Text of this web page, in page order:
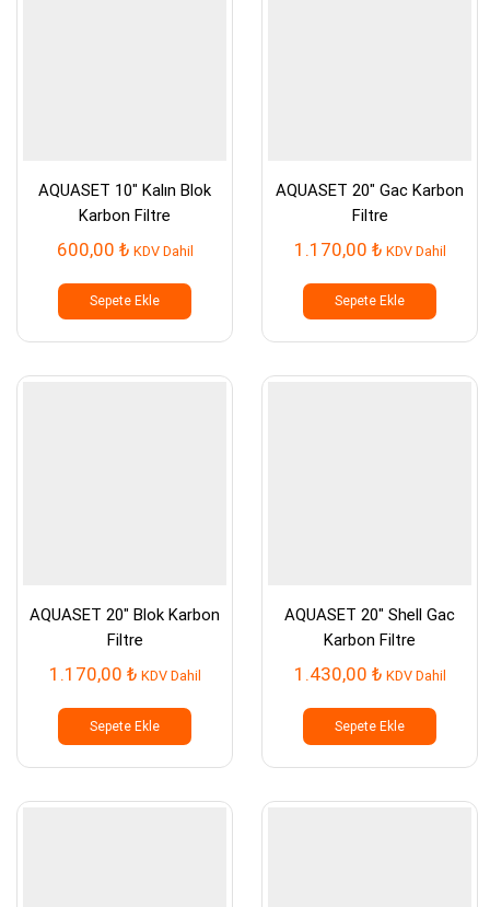
AQUASET 10″ Kalın Blok
Karbon Filtre
600,00 ₺ KDV Dahil
Sepete Ekle
AQUASET 20″ Gac Karbon
Filtre
1.170,00 ₺ KDV Dahil
Sepete Ekle
AQUASET 20″ Blok Karbon
Filtre
1.170,00 ₺ KDV Dahil
Sepete Ekle
AQUASET 20″ Shell Gac
Karbon Filtre
1.430,00 ₺ KDV Dahil
Sepete Ekle